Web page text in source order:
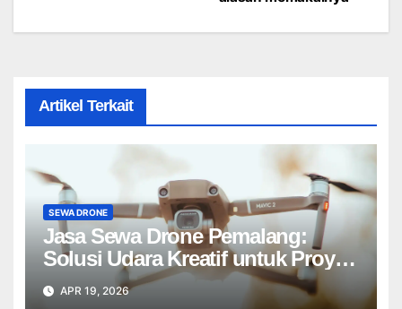
Artikel Terkait
SEWA DRONE
Jasa Sewa Drone Pemalang:
Solusi Udara Kreatif untuk Proyek
Anda Tanpa Batas】
APR 19, 2026